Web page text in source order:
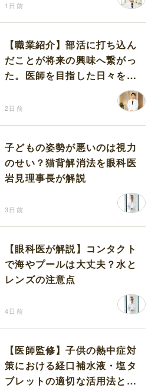
1日前
【職業紹介】部活に打ち込ん
だことが将来の興味へ繋がっ
た。医師を目指した日々を振
2日前
子どもの姿勢が悪いのは視力
のせい？猫背解消法を眼科医
岩見理事長が解説
3日前
【眼科医が解説】コンタクト
で海やプールは大丈夫？水と
レンズの注意点
4日前
【医師監修】子供の熱中症対
策における経口補水液・塩タ
ブレットの適切な活用法と水